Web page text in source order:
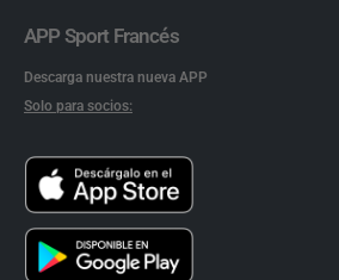
APP Sport Francés
Descarga nuestra nueva APP
Solo para socios: